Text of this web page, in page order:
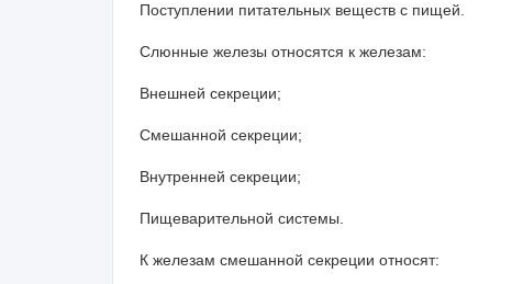
Поступлении питательных веществ с пищей.
Слюнные железы относятся к железам:
Внешней секреции;
Смешанной секреции;
Внутренней секреции;
Пищеварительной системы.
К железам смешанной секреции относят: